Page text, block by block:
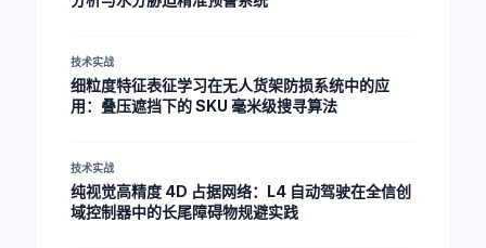
技术实战
细粒度特征表征学习在无人货架防损系统中的应
用：叠压遮挡下的 SKU 毫米级搜寻算法
技术实战
纯视觉高精度 4D 占据网络：L4 自动驾驶在全信创
域控制器中的长尾障碍物规避实践